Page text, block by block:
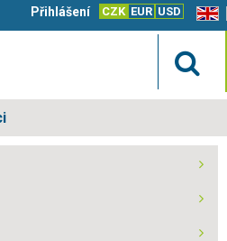
EN
CZK EUR USD
Přihlášení